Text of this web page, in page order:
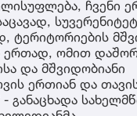
ჩვენი
ტერიტორიების
ერთად, ომით
და მშვიდობიანი
ერთიან და
განაცხადა